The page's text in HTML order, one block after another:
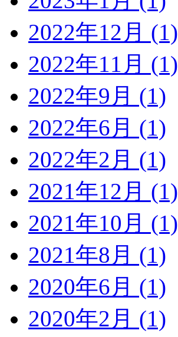
2022年12月 (1)
2022年11月 (1)
2022年9月 (1)
2022年6月 (1)
2022年2月 (1)
2021年12月 (1)
2021年10月 (1)
2021年8月 (1)
2020年6月 (1)
2020年2月 (1)